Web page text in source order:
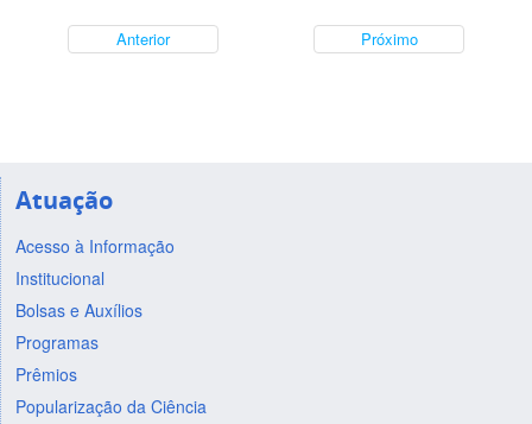
Anterior Próximo
Atuação
Acesso à Informação
Institucional
Bolsas e Auxílios
Programas
Prêmios
Popularização da Ciência